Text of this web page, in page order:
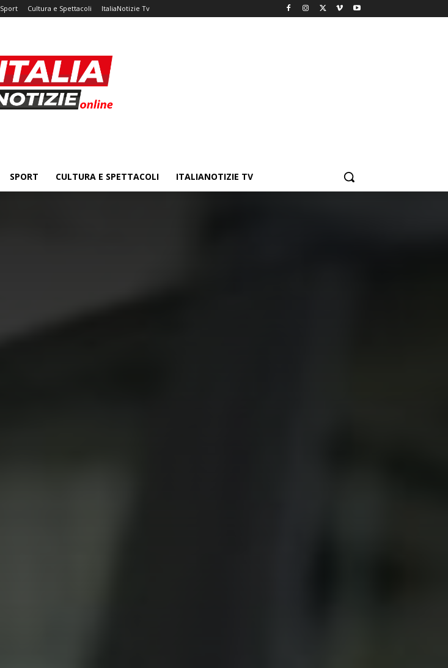
Sport Cultura e Spettacoli ItaliaNotizie Tv
SPORT CULTURA E SPETTACOLI ITALIANOTIZIE TV